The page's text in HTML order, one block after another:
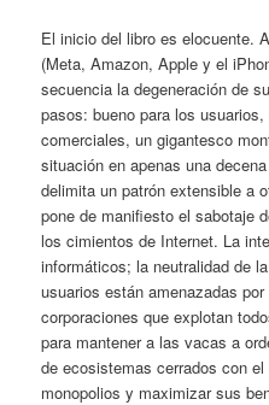
El inicio del libro es elocuente.
(Meta, Amazon, Apple y el
secuencia la degeneración de
pasos: bueno para los
comerciales, un gigantesco
situación en apenas una
delimita un patrón extensible a
pone de manifiesto el sabotaje
los cimientos de Internet. La
informáticos; la neutralidad de
usuarios están amenazadas
corporaciones que explotan
para mantener a las vacas a
de ecosistemas cerrados con
monopolios y maximizar sus